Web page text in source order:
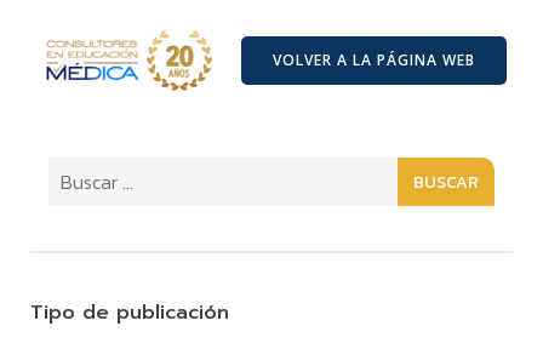
VOLVER A LA PÁGINA WEB
BUSCAR
Tipo de publicación